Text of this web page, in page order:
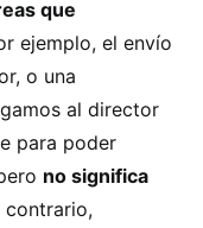
que
ejemplo, el envío
o una
al director
para poder
no significa
contrario,